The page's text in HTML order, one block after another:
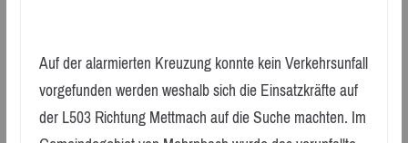
Auf der alarmierten Kreuzung konnte kein Verkehrsunfall
vorgefunden werden weshalb sich die Einsatzkräfte auf
der L503 Richtung Mettmach auf die Suche machten. Im